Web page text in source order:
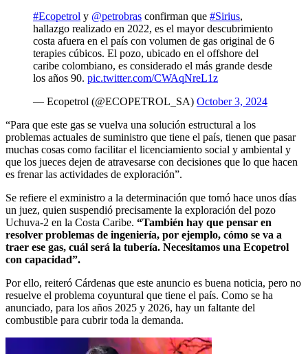
#Ecopetrol y @petrobras confirman que #Sirius,
hallazgo realizado en 2022, es el mayor descubrimiento
costa afuera en el país con volumen de gas original de 6
terapies cúbicos. El pozo, ubicado en el offshore del
caribe colombiano, es considerado el más grande desde
los años 90. pic.twitter.com/CWAqNreL1z
— Ecopetrol (@ECOPETROL_SA) October 3, 2024
“Para que este gas se vuelva una solución estructural a los
problemas actuales de suministro que tiene el país, tienen que pasar
muchas cosas como facilitar el licenciamiento social y ambiental y
que los jueces dejen de atravesarse con decisiones que lo que hacen
es frenar las actividades de exploración”.
Se refiere el exministro a la determinación que tomó hace unos días
un juez, quien suspendió precisamente la exploración del pozo
Uchuva-2 en la Costa Caribe. “También hay que pensar en
resolver problemas de ingeniería, por ejemplo, cómo se va a
traer ese gas, cuál será la tubería. Necesitamos una Ecopetrol
con capacidad”.
Por ello, reiteró Cárdenas que este anuncio es buena noticia, pero no
resuelve el problema coyuntural que tiene el país. Como se ha
anunciado, para los años 2025 y 2026, hay un faltante del
combustible para cubrir toda la demanda.